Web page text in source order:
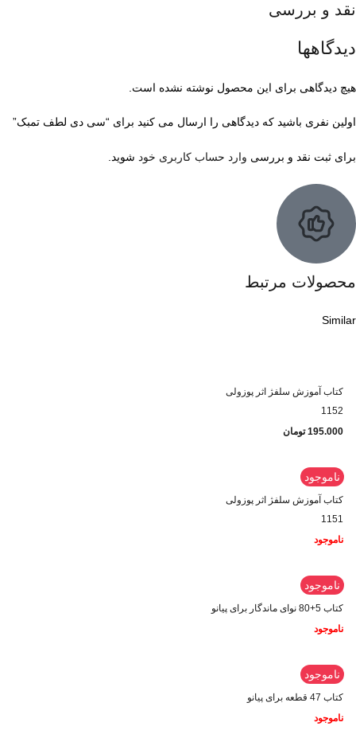
نقد و بررسی
دیدگاهها
هیچ دیدگاهی برای این محصول نوشته نشده است.
اولین نفری باشید که دیدگاهی را ارسال می کنید برای “سی دی لطف تمبک”
برای ثبت نقد و بررسی وارد حساب کاربری خود شوید.
محصولات مرتبط
Similar
کتاب آموزش سلفژ اثر پوزولی
1152
195.000 تومان
ناموجود
کتاب آموزش سلفژ اثر پوزولی
1151
ناموجود
ناموجود
کتاب 5+80 نوای ماندگار برای پیانو
ناموجود
ناموجود
کتاب 47 قطعه برای پیانو
ناموجود